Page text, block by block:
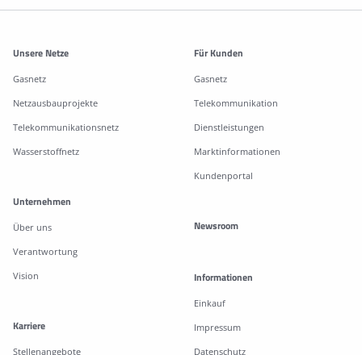
Weitere Informationen
Unsere Netze
Gasnetz
Netzausbauprojekte
Telekommunikationsnetz
Wasserstoffnetz
Für Kunden
Gasnetz
Telekommunikation
Dienstleistungen
Marktinformationen
Kundenportal
Unternehmen
Über uns
Verantwortung
Vision
Karriere
Stellenangebote
Newsroom
Informationen
Einkauf
Impressum
Datenschutz